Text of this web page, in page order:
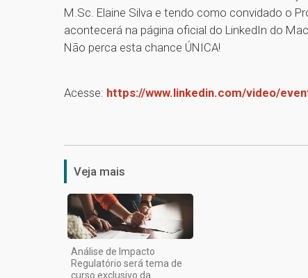
M.Sc. Elaine Silva e tendo como convidado o
acontecerá na página oficial do LinkedIn do
Não perca esta chance ÚNICA!
Acesse: https://www.linkedin.com/video/
Veja mais
Análise de Impacto
Regulatório será tema de
curso exclusivo da